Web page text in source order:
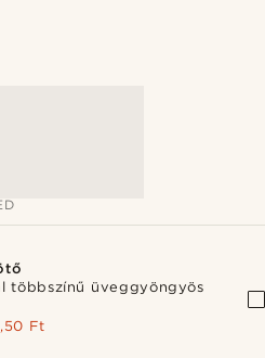
többszínű üveggyöngyös
Ft